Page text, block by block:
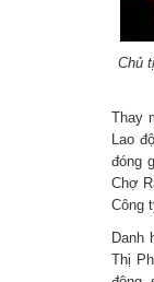
Chủ
Thay
Lao
đóng
Chợ
Công
Danh
Thị